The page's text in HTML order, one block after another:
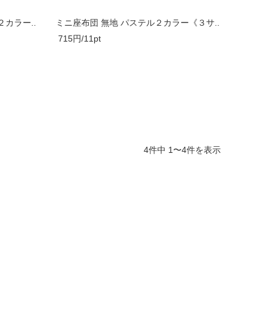
ラー..
ミニ座布団 無地 パステル２カラー《３サ..
715円/11pt
4件中 1〜4件を表示